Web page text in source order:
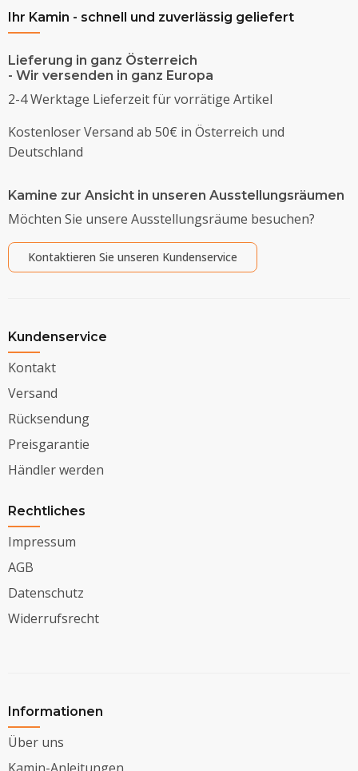
Ihr Kamin - schnell und zuverlässig geliefert
Lieferung in ganz Österreich
- Wir versenden in ganz Europa
2-4 Werktage Lieferzeit für vorrätige Artikel
Kostenloser Versand ab 50€ in Österreich und
Deutschland
Kamine zur Ansicht in unseren Ausstellungsräumen
Möchten Sie unsere Ausstellungsräume besuchen?
Kontaktieren Sie unseren Kundenservice
Kundenservice
Kontakt
Versand
Rücksendung
Preisgarantie
Händler werden
Rechtliches
Impressum
AGB
Datenschutz
Widerrufsrecht
Informationen
Über uns
Kamin-Anleitungen